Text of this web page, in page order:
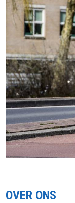
OVER ONS